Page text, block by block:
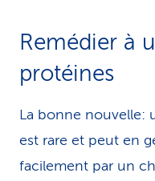
Remédier à
protéines
La bonne nouvelle:
est rare et peut en
facilement par un